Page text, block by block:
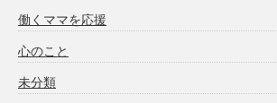
働くママを応援
心のこと
未分類